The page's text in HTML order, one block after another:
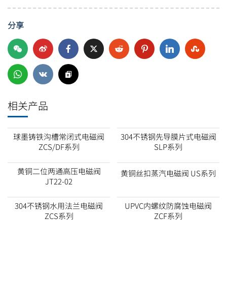
分享
相关产品
球墨铸铁沟槽常闭式电磁阀
ZCS/DF系列
304不锈钢先导膜片式电磁阀
SLP系列
黄铜二位两通高压电磁阀
JT22-02
黄铜丝扣蒸汽电磁阀 US系列
304不锈钢水用法兰电磁阀
ZCS系列
UPVC内螺纹防腐蚀电磁阀
ZCF系列